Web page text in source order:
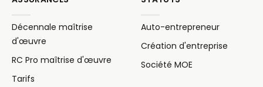
Décennale maîtrise
d'œuvre
RC Pro maîtrise d'œuvre
Tarifs
Auto-entrepreneur
Création d'entreprise
Société MOE